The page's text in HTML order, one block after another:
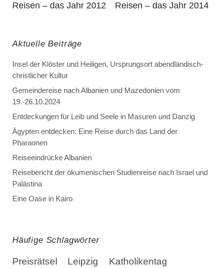
Reisen – das Jahr 2012
Reisen – das Jahr 2014
Aktuelle Beiträge
Insel der Klöster und Heiligen, Ursprungsort abendländisch-
christlicher Kultur
Gemeindereise nach Albanien und Mazedonien vom
19.-26.10.2024
Entdeckungen für Leib und Seele in Masuren und Danzig
Ägypten entdecken: Eine Reise durch das Land der
Pharaonen
Reiseeindrücke Albanien
Reisebericht der ökumenischen Studienreise nach Israel und
Palästina
Eine Oase in Kairo
Häufige Schlagwörter
Preisrätsel Leipzig Katholikentag